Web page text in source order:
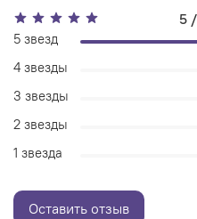
5
5 звезд
4 звезды
3 звезды
2 звезды
1 звезда
Оставить отзыв